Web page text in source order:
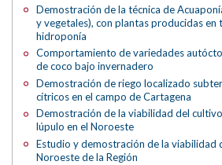
Demostración de la técnica de
y vegetales), con plantas producidas en
hidroponía
Comportamiento de variedades
de coco bajo invernadero
Demostración de riego localizado
cítricos en el campo de Cartagena
Demostración de la viabilidad del
lúpulo en el Noroeste
Estudio y demostración de la viabilidad
Noroeste de la Región